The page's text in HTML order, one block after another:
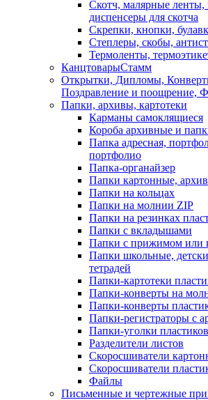
Скотч, малярные ленты,
диспенсеры для скотча
Скрепки, кнопки,
Степлеры, скобы,
Термоленты,
КанцтоварыСтамм
Открытки, Дипломы,
Поздравление и поощрение,
Папки, архивы, картотеки
Карманы самоклящиеся
Короба архивные и
Папка адресная,
портфолио
Папка-органайзер
Папки картонные,
Папки на кольцах
Папки на молнии ZIP
Папки на резинках
Папки с вкладышами
Папки с прижимом или
Папки школьные,
тетрадей
Папки-картотеки
Папки-конверты на
Папки-конверты
Папки-регистраторы с
Папки-уголки
Разделители листов
Скоросшиватели
Скоросшиватели
Файлы
Письменные и чертежные